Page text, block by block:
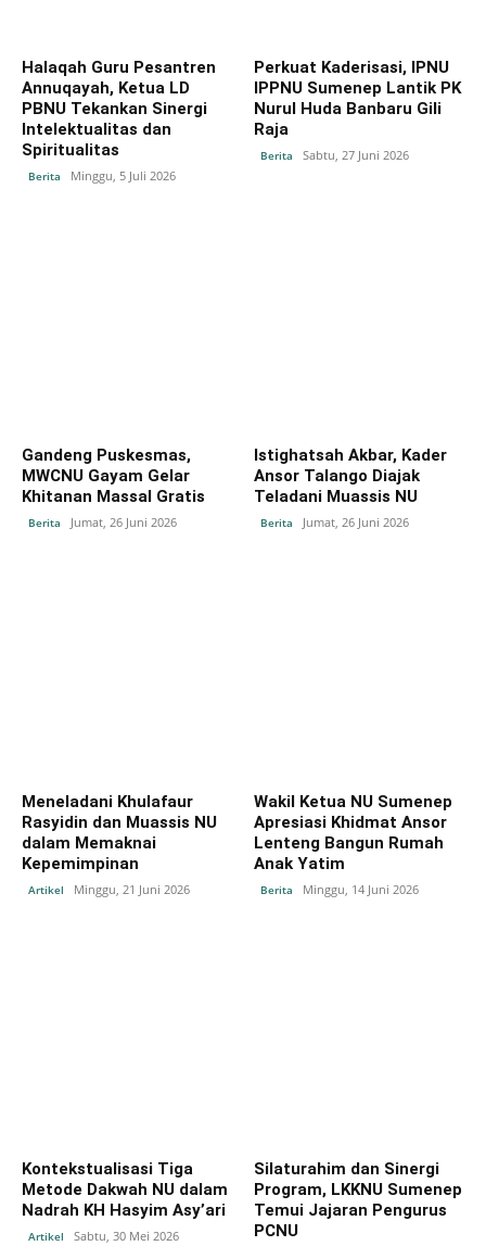
Halaqah Guru Pesantren
Annuqayah, Ketua LD
PBNU Tekankan Sinergi
Intelektualitas dan
Spiritualitas
Berita Minggu, 5 Juli 2026
Perkuat Kaderisasi, IPNU
IPPNU Sumenep Lantik PK
Nurul Huda Banbaru Gili
Raja
Berita Sabtu, 27 Juni 2026
Gandeng Puskesmas,
MWCNU Gayam Gelar
Khitanan Massal Gratis
Berita Jumat, 26 Juni 2026
Istighatsah Akbar, Kader
Ansor Talango Diajak
Teladani Muassis NU
Berita Jumat, 26 Juni 2026
Meneladani Khulafaur
Rasyidin dan Muassis NU
dalam Memaknai
Kepemimpinan
Artikel Minggu, 21 Juni 2026
Wakil Ketua NU Sumenep
Apresiasi Khidmat Ansor
Lenteng Bangun Rumah
Anak Yatim
Berita Minggu, 14 Juni 2026
Kontekstualisasi Tiga
Metode Dakwah NU dalam
Nadrah KH Hasyim Asy’ari
Artikel Sabtu, 30 Mei 2026
Silaturahim dan Sinergi
Program, LKKNU Sumenep
Temui Jajaran Pengurus
PCNU